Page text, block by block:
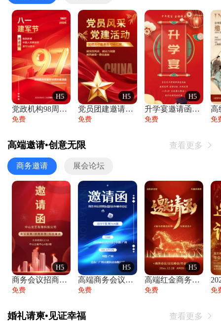
H5
党政机构98周年八一建军节庆祝晚会活动邀
免费
H5
党员团建邀请函党建活动风采党会工作汇报总
免费
H5
升学宴邀请函喜报金榜题名高端谢师宴邀请函
免费 免
高端邀请•创意无限 查看更多 
商务邀请 展会论坛
H5
商务会议招商展会科技峰会邀请函年会邀请
免费
H5
高端商务会议招商加盟展会峰会论坛邀请函
免费
H5
高端红金商务会议年会年终盛典答谢邀请函
免费 免
婚礼请柬•见证幸福 查看更多 